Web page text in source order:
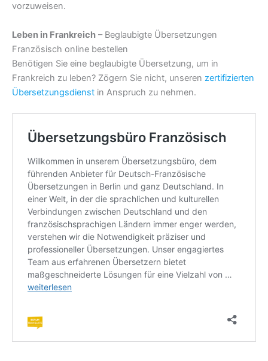
vorzuweisen.
Leben in Frankreich – Beglaubigte Übersetzungen
Französisch online bestellen
Benötigen Sie eine beglaubigte Übersetzung, um in
Frankreich zu leben? Zögern Sie nicht, unseren zertifizierten
Übersetzungsdienst in Anspruch zu nehmen.